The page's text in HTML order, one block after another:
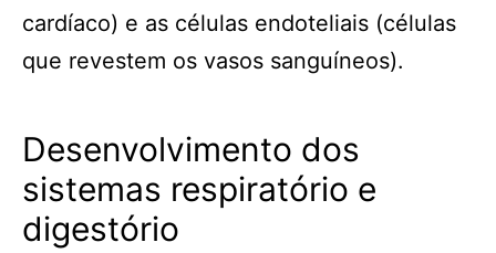
cardíaco) e as células endoteliais (células
que revestem os vasos sanguíneos).
Desenvolvimento dos
sistemas respiratório e
digestório